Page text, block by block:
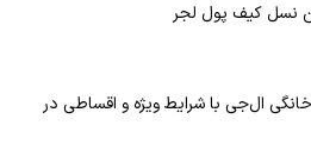
نسل کیف پول لجر
خانگی ال‌جی با شرایط ویژه و اقساطی در